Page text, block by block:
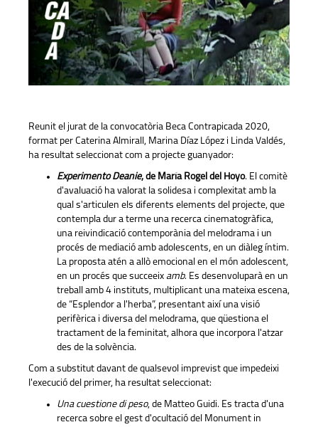
Reunit el jurat de la convocatòria Beca Contrapicada 2020,
format per Caterina Almirall, Marina Díaz López i Linda Valdés,
ha resultat seleccionat com a projecte guanyador:
Experimento Deanie, de María Rogel del Hoyo. El comitè
d'avaluació ha valorat la solidesa i complexitat amb la
qual s'articulen els diferents elements del projecte, que
contempla dur a terme una recerca cinematogràfica,
una reivindicació contemporània del melodrama i un
procés de mediació amb adolescents, en un diàleg íntim.
La proposta atén a allò emocional en el món adolescent,
en un procés que succeeix amb. Es desenvoluparà en un
treball amb 4 instituts, multiplicant una mateixa escena,
de “Esplendor a l'herba”, presentant així una visió
perifèrica i diversa del melodrama, que qüestiona el
tractament de la feminitat, alhora que incorpora l'atzar
des de la solvència.
Com a substitut davant de qualsevol imprevist que impedeixi
l'execució del primer, ha resultat seleccionat:
Una cuestione di peso, de Matteo Guidi. Es tracta d'una
recerca sobre el gest d'ocultació del Monument in